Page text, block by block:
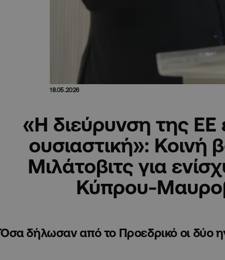
18.05.2026
«Η διεύρυνση της ΕΕ
ουσιαστική»: Κοινή
Μιλάτοβιτς για
Κύπρου-
Όσα δήλωσαν από το Προεδρικό οι δύο